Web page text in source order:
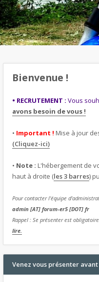
Bienvenue !
• RECRUTEMENT : Vous
avons besoin de vous !
• Important ! Mise à jour
(Cliquez-ici)
• Note : L'hébergement de
haut à droite (les 3 barres)
Pour contacter l'équipe
admin [AT] forum-er5 [DOT] fr
Rappel : Se présenter est
lire.
Venez vous présenter